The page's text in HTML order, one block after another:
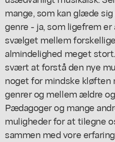
mange, som kan glæde
genre - ja, som ligefrem
svælget mellem
almindelighed meget
svært at forstå den nye
noget for mindske kløften
genrer og mellem ældre
Pædagoger og mange
muligheder for at tilegne
sammen med vore